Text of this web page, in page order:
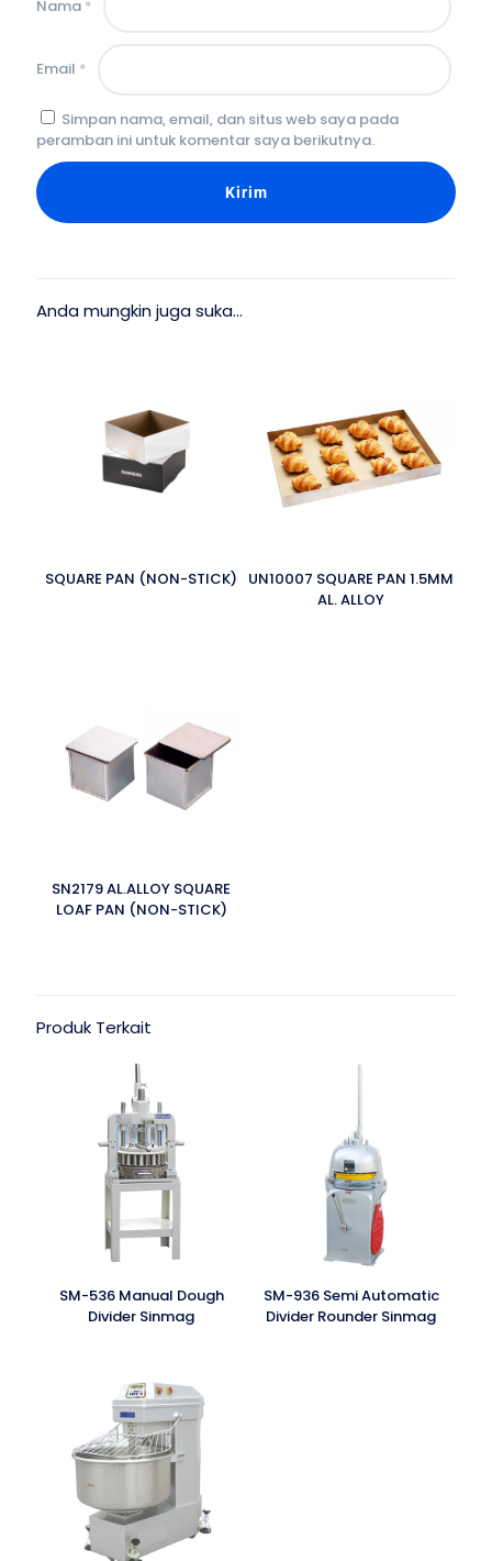
Nama *
Email *
Simpan nama, email, dan situs web saya pada
peramban ini untuk komentar saya berikutnya.
Anda mungkin juga suka…
SQUARE PAN (NON-STICK)
UN10007 SQUARE PAN 1.5MM
AL. ALLOY
SN2179 AL.ALLOY SQUARE
LOAF PAN (NON-STICK)
Produk Terkait
SM-536 Manual Dough
Divider Sinmag
SM-936 Semi Automatic
Divider Rounder Sinmag